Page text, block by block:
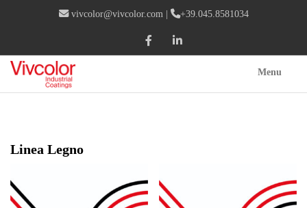
vivcolor@vivcolor.com | +39.045.8581034
Menu
Linea Legno